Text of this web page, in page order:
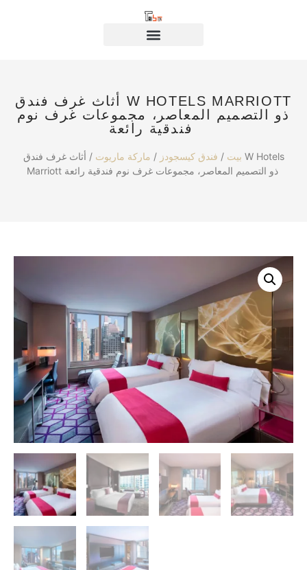
أثاث غرف فندق W HOTELS MARRIOTT
ذو التصميم المعاصر، مجموعات غرف نوم
بيت / فندق كيسجودز / ماركة ماريوت / أثاث غرف فندق W Hotels
Marriott ذو التصميم المعاصر، مجموعات غرف نوم فندقية رائعة